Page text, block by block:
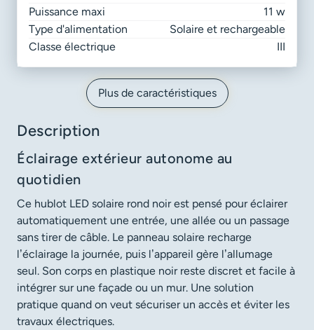
Puissance maxi
11 w
Type d'alimentation
Solaire et rechargeable
Classe électrique
III
Plus de caractéristiques
Description
Éclairage extérieur autonome au
quotidien
Ce hublot LED solaire rond noir est pensé pour éclairer
automatiquement une entrée, une allée ou un passage
sans tirer de câble. Le panneau solaire recharge
l’éclairage la journée, puis l’appareil gère l’allumage
seul. Son corps en plastique noir reste discret et facile à
intégrer sur une façade ou un mur. Une solution
pratique quand on veut sécuriser un accès et éviter les
travaux électriques.